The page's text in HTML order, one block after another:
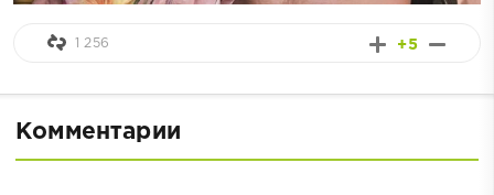
+5
1 256
Комментарии